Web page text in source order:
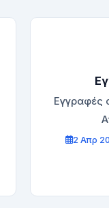
Εγγραφές
2 Απρ